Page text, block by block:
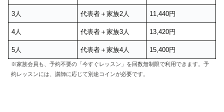
3人 代表者＋家族2人 11,440円
4人 代表者＋家族3人 13,420円
5人 代表者＋家族4人 15,400円
※家族会員も、予約不要の「今すぐレッスン」を回数無制限で利用できます。予
約レッスンには、講師に応じて別途コインが必要です。